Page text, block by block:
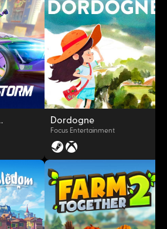
OYNAT
OYNAT
Dordogne
Focus Entertainment